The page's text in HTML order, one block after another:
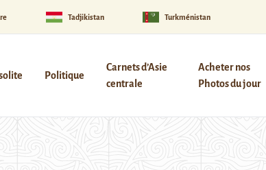
Tadjikistan Turkménistan
Politique
Carnets d’Asie
centrale
Acheter nos
Photos du jour